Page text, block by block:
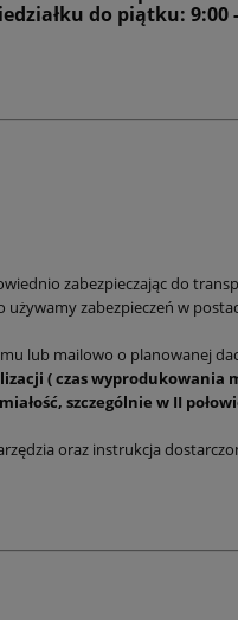
do piątku: 9:00
zabezpieczając do
zabezpieczeń w
lub mailowo o planowanej
( czas wyprodukowania
szczególnie w II
oraz instrukcja